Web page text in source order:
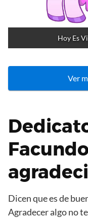
Hoy Es
Ver
Dicen que es de
Agradecer algo no